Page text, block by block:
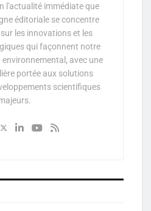
l'actualité immédiate que
éditoriale se concentre
les innovations et les
qui façonnent notre
avec une
portée aux solutions
scientifiques